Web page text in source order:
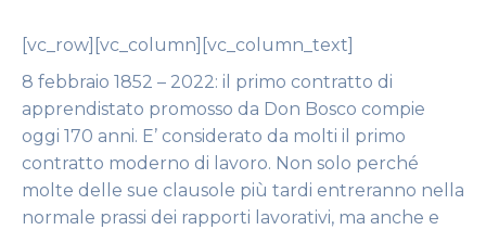
[vc_row][vc_column][vc_column_text]
8 febbraio 1852 – 2022: il primo contratto di
apprendistato promosso da Don Bosco compie
oggi 170 anni. E’ considerato da molti il primo
contratto moderno di lavoro. Non solo perché
molte delle sue clausole più tardi entreranno nella
normale prassi dei rapporti lavorativi, ma anche e